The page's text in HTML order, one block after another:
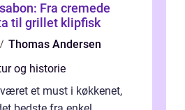
Fra cremede
til grillet klipfisk
Thomas Andersen
og historie
et must i køkkenet,